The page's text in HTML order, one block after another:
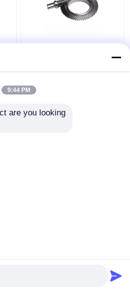
Bevel Spiral Bevel Gear
Co., LTD. All Rights
9:44 PM
are you looking